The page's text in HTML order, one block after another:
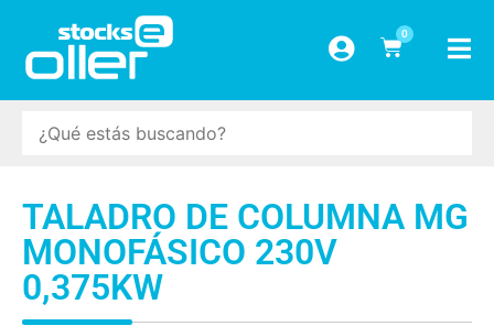
0
TALADRO DE COLUMNA MG
MONOFÁSICO 230V
0,375KW